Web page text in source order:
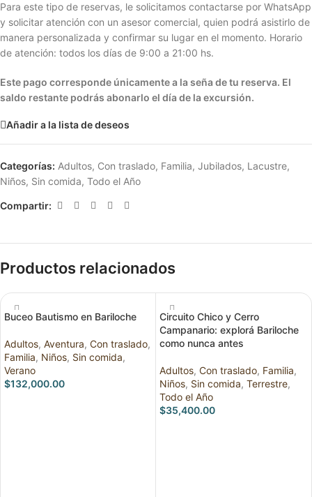
Para este tipo de reservas, le solicitamos contactarse por WhatsApp
y solicitar atención con un asesor comercial, quien podrá asistirlo de
manera personalizada y confirmar su lugar en el momento. Horario
de atención: todos los días de 9:00 a 21:00 hs.
Este pago corresponde únicamente a la seña de tu reserva. El
saldo restante podrás abonarlo el día de la excursión.
Añadir a la lista de deseos
Categorías: Adultos, Con traslado, Familia, Jubilados, Lacustre,
Niños, Sin comida, Todo el Año
Compartir:
Productos relacionados
Buceo Bautismo en Bariloche
Adultos, Aventura, Con traslado,
Familia, Niños, Sin comida,
Verano
$132,000.00
Circuito Chico y Cerro
Campanario: explorá Bariloche
como nunca antes
Adultos, Con traslado, Familia,
Niños, Sin comida, Terrestre,
Todo el Año
$35,400.00